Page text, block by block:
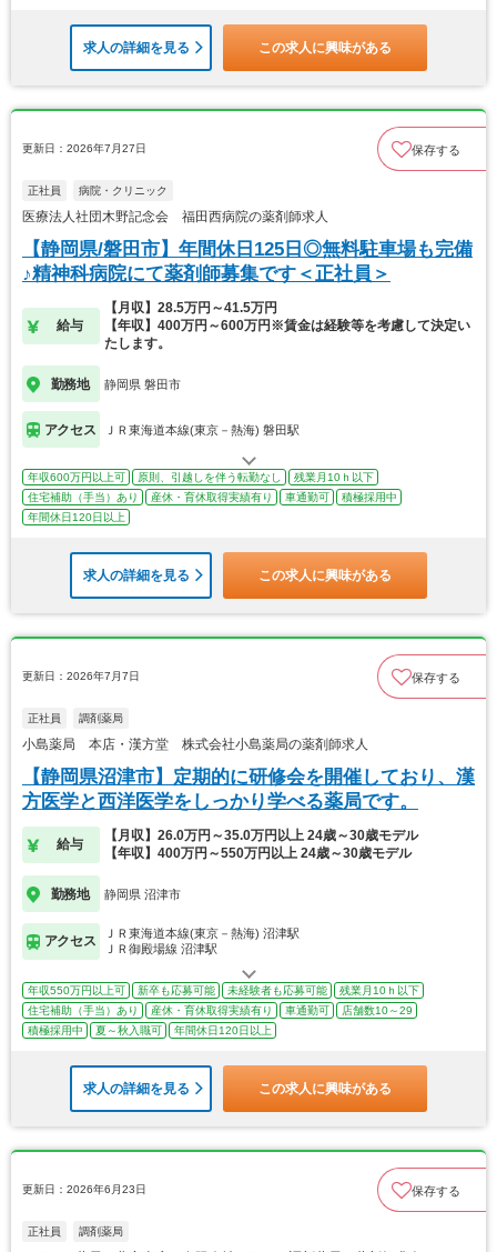
求人の詳細を見る この求人に興味がある
更新日：2026年7月27日 保存する
正社員 病院・クリニック
医療法人社団木野記念会 福田西病院の薬剤師求人
【静岡県/磐田市】年間休日125日◎無料駐車場も完備
♪精神科病院にて薬剤師募集です＜正社員＞
給与
【月収】28.5万円～41.5万円
【年収】400万円～600万円※賃金は経験等を考慮して決定い
たします。
勤務地 静岡県 磐田市
アクセス ＪＲ東海道本線(東京－熱海) 磐田駅
年収600万円以上可 原則、引越しを伴う転勤なし
残業月10ｈ以下
住宅補助（手当）あり
産休・育休取得実績有り 車通勤可
積極採用中
年間休日120日以上
求人の詳細を見る この求人に興味がある
更新日：2026年7月7日 保存する
正社員 調剤薬局
小島薬局 本店・漢方堂 株式会社小島薬局の薬剤師求人
【静岡県沼津市】定期的に研修会を開催しており、漢
方医学と西洋医学をしっかり学べる薬局です。
給与
【月収】26.0万円～35.0万円以上 24歳～30歳モデル
【年収】400万円～550万円以上 24歳～30歳モデル
勤務地 静岡県 沼津市
アクセス
ＪＲ東海道本線(東京－熱海) 沼津駅
ＪＲ御殿場線 沼津駅
年収550万円以上可 新卒も応募可能 未経験者も応募可能
残業月10ｈ以下
住宅補助（手当）あり
産休・育休取得実績有り 車通勤可
店舗数10～29
積極採用中
夏～秋入職可 年間休日120日以上
求人の詳細を見る この求人に興味がある
更新日：2026年6月23日 保存する
正社員 調剤薬局